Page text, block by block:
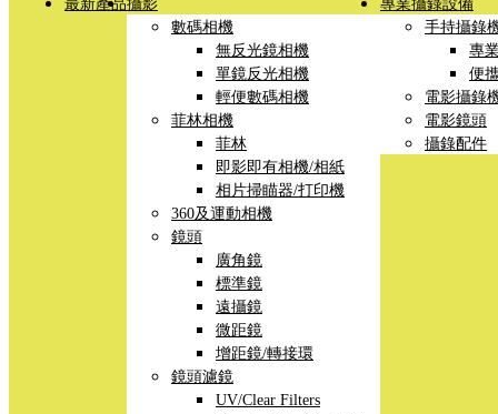
最新產品攝影
數碼相機
無反光鏡相機
單鏡反光相機
輕便數碼相機
菲林相機
菲林
即影即有相機/相紙
相片掃瞄器/打印機
360及運動相機
鏡頭
廣角鏡
標準鏡
遠攝鏡
微距鏡
增距鏡/轉接環
鏡頭濾鏡
UV/Clear Filters
專業攝錄設備
手持攝錄
專
便
電影攝錄
電影鏡頭
攝錄配件